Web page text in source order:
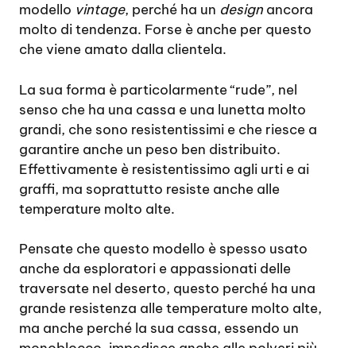
modello vintage, perché ha un design ancora
molto di tendenza. Forse è anche per questo
che viene amato dalla clientela.
La sua forma è particolarmente “rude”, nel
senso che ha una cassa e una lunetta molto
grandi, che sono resistentissimi e che riesce a
garantire anche un peso ben distribuito.
Effettivamente è resistentissimo agli urti e ai
graffi, ma soprattutto resiste anche alle
temperature molto alte.
Pensate che questo modello è spesso usato
anche da esploratori e appassionati delle
traversate nel deserto, questo perché ha una
grande resistenza alle temperature molto alte,
ma anche perché la sua cassa, essendo un